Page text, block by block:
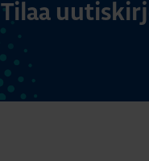
Tilaa